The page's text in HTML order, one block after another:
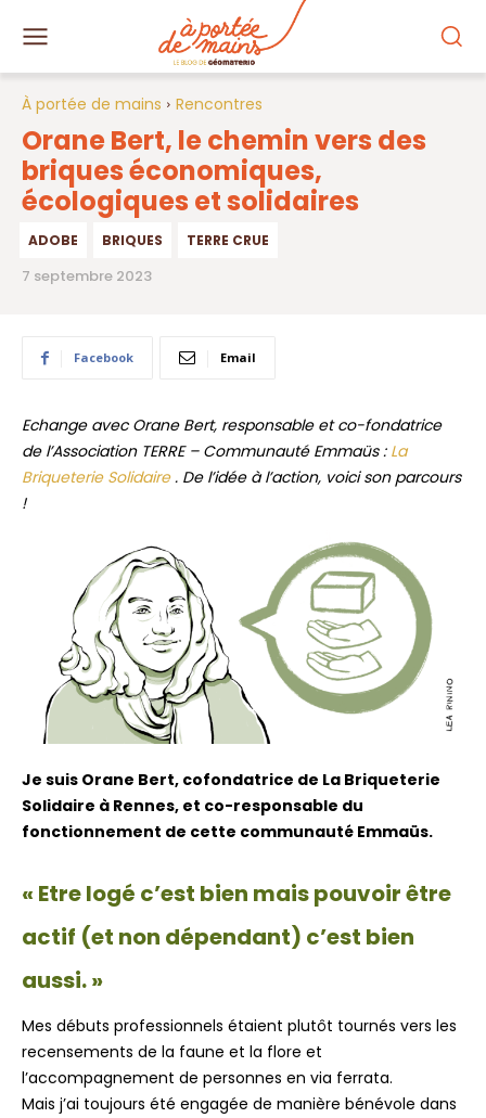
À portée de mains Rencontres
Orane Bert, le chemin vers des
briques économiques,
écologiques et solidaires
ADOBE BRIQUES TERRE CRUE
7 septembre 2023
Facebook Email
Echange avec Orane Bert, responsable et co-fondatrice
de l’Association TERRE – Communauté Emmaüs : La
Briqueterie Solidaire. De l’idée à l’action, voici son parcours
!
Je suis Orane Bert, cofondatrice de La Briqueterie
Solidaire à Rennes, et co-responsable du
fonctionnement de cette communauté Emmaüs.
« Etre logé c’est bien mais pouvoir être
actif (et non dépendant) c’est bien
aussi. »
Mes débuts professionnels étaient plutôt tournés vers les
recensements de la faune et la flore et
l’accompagnement de personnes en via ferrata.
Mais j’ai toujours été engagée de manière bénévole dans